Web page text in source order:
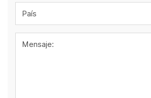
País
Mensaje: